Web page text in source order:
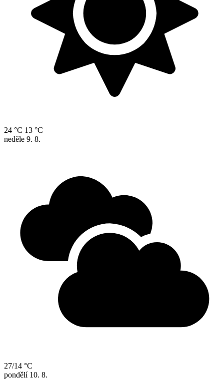
24 °C 13 °C
neděle 9. 8.
27/14 °C
pondělí 10. 8.